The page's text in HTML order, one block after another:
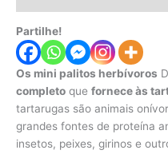
Partilhe!
Os mini palitos herbívoros
completo que fornece às
tartarugas são animais
grandes fontes de proteína
insetos, peixes, girinos e